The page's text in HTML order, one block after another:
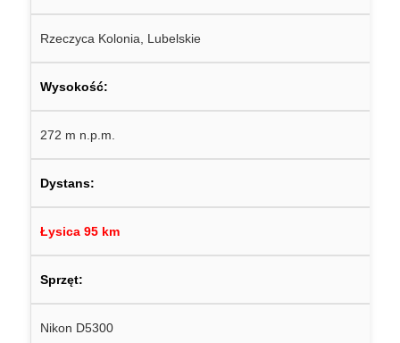
Rzeczyca Kolonia, Lubelskie
Wysokość:
272 m n.p.m.
Dystans:
Łysica 95 km
Sprzęt:
Nikon D5300